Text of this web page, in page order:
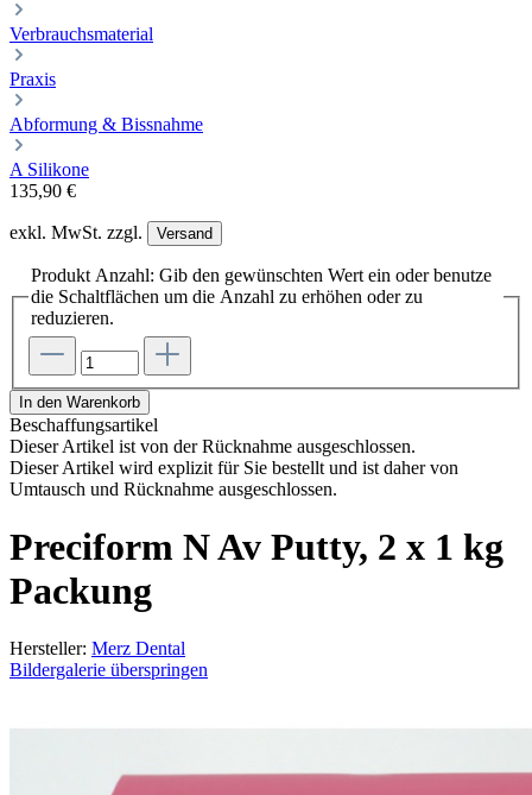
Verbrauchsmaterial
Praxis
Abformung & Bissnahme
A Silikone
135,90 €
exkl. MwSt. zzgl. Versand
Produkt Anzahl: Gib den gewünschten Wert ein oder benutze
die Schaltflächen um die Anzahl zu erhöhen oder zu
reduzieren.
In den Warenkorb
Beschaffungsartikel
Dieser Artikel ist von der Rücknahme ausgeschlossen.
Dieser Artikel wird explizit für Sie bestellt und ist daher von
Umtausch und Rücknahme ausgeschlossen.
Preciform N Av Putty, 2 x 1 kg
Packung
Hersteller: Merz Dental
Bildergalerie überspringen